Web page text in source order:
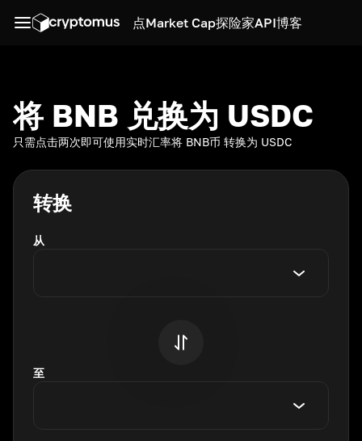
点Market Cap探险家API博客
将 BNB 兑换为 USDC
只需点击两次即可使用实时汇率将 BNB币 转换为 USDC
转换
从
至